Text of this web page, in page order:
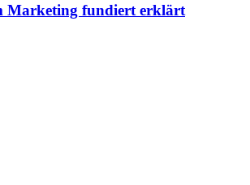
Marketing fundiert erklärt